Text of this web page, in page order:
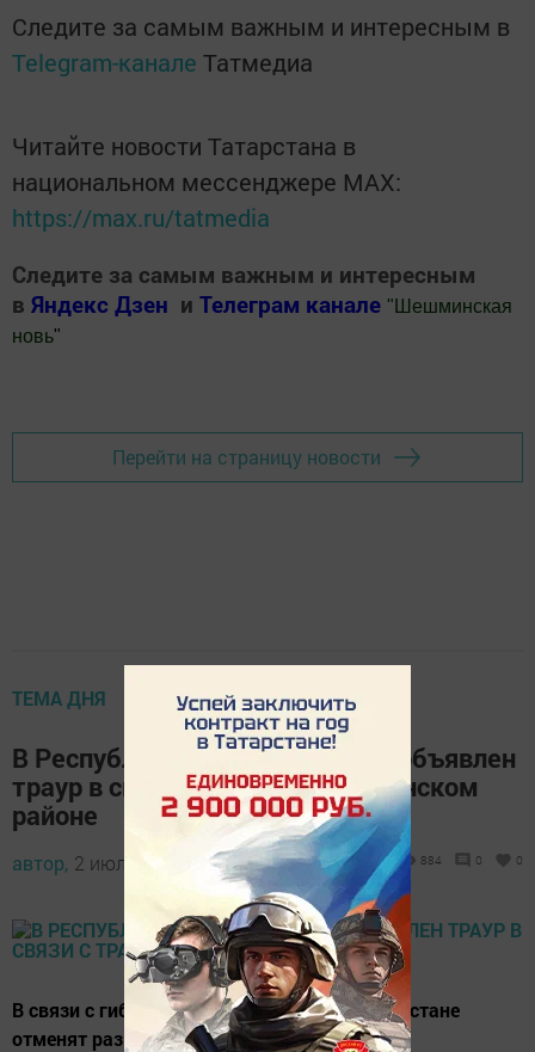
Следите за самым важным и интересным в
Telegram-канале Татмедиа
Читайте новости Татарстана в
национальном мессенджере MАХ:
https://max.ru/tatmedia
Следите за самым важным и интересным
в Яндекс Дзен и Телеграм канале " Шешминская
новь"
Перейти на страницу новости
ТЕМА ДНЯ
В Республике Татарстан будет объявлен
траур в связи с трагедией в Заинском
районе
автор, 2 июля 2017 - 06:30 884 0 0
В связи с гибелью 13 человек в ДТП в Татарстане
отменят развлекательные мероприятия.